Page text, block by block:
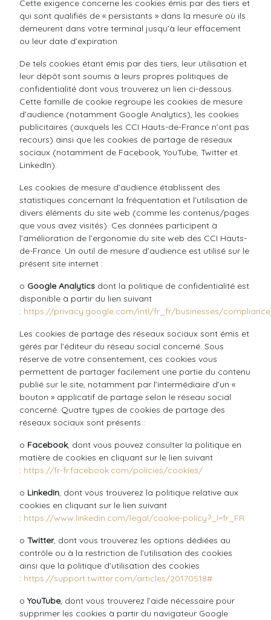
Cette exigence concerne les cookies émis par des tiers et
qui sont qualifiés de « persistants » dans la mesure où ils
demeurent dans votre terminal jusqu’à leur effacement
ou leur date d’expiration.
De tels cookies étant émis par des tiers, leur utilisation et
leur dépôt sont soumis à leurs propres politiques de
confidentialité dont vous trouverez un lien ci-dessous.
Cette famille de cookie regroupe les cookies de mesure
d’audience (notamment Google Analytics), les cookies
publicitaires (auxquels les CCI Hauts-de-France n’ont pas
recours) ainsi que les cookies de partage de réseaux
sociaux (notamment de Facebook, YouTube, Twitter et
LinkedIn).
Les cookies de mesure d’audience établissent des
statistiques concernant la fréquentation et l’utilisation de
divers éléments du site web (comme les contenus/pages
que vous avez visités). Ces données participent à
l’amélioration de l’ergonomie du site web des CCI Hauts-
de-France. Un outil de mesure d’audience est utilisé sur le
présent site internet :
o Google Analytics dont la politique de confidentialité est
disponible à partir du lien suivant
: https://privacy.google.com/intl/fr_fr/businesses/
Les cookies de partage des réseaux sociaux sont émis et
gérés par l’éditeur du réseau social concerné. Sous
réserve de votre consentement, ces cookies vous
permettent de partager facilement une partie du contenu
publié sur le site, notamment par l’intermédiaire d’un «
bouton » applicatif de partage selon le réseau social
concerné. Quatre types de cookies de partage des
réseaux sociaux sont présents :
o Facebook, dont vous pouvez consulter la politique en
matière de cookies en cliquant sur le lien suivant
: https://fr-fr.facebook.com/policies/cookies/
o LinkedIn, dont vous trouverez la politique relative aux
cookies en cliquant sur le lien suivant
: https://www.linkedin.com/legal/cookie-policy?_l=fr_FR
o Twitter, dont vous trouverez les options dédiées au
contrôle ou à la restriction de l’utilisation des cookies
ainsi que la politique d’utilisation des cookies
: https://support.twitter.com/articles/20170518#
o YouTube, dont vous trouverez l’aide nécessaire pour
supprimer les cookies à partir du navigateur Google